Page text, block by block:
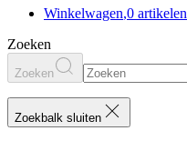
Winkelwagen,0 artikelen
Zoeken
Zoeken
Zoekbalk sluiten